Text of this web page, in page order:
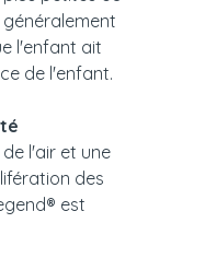
l'enfant ait
de l'enfant.
l'air et une
des
est